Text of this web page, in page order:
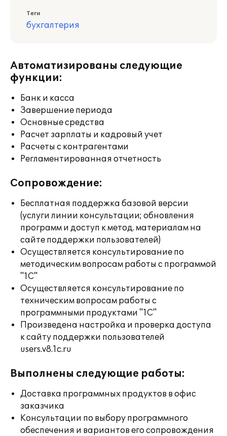
Теги
бухгалтерия
Автоматизированы следующие
функции:
Банк и касса
Завершение периода
Основные средства
Расчет зарплаты и кадровый учет
Расчеты с контрагентами
Регламентированная отчетность
Сопровождение:
Бесплатная поддержка базовой версии
(услуги линии консультации; обновления
программ и доступ к метод. материалам на
сайте поддержки пользователей)
Осуществляется консультирование по
методическим вопросам работы с программой
"1С"
Осуществляется консультирование по
техническим вопросам работы с
программными продуктами "1С"
Произведена настройка и проверка доступа
к сайту поддержки пользователей
users.v8.1c.ru
Выполнены следующие работы:
Доставка программных продуктов в офис
заказчика
Консультации по выбору программного
обеспечения и вариантов его сопровождения